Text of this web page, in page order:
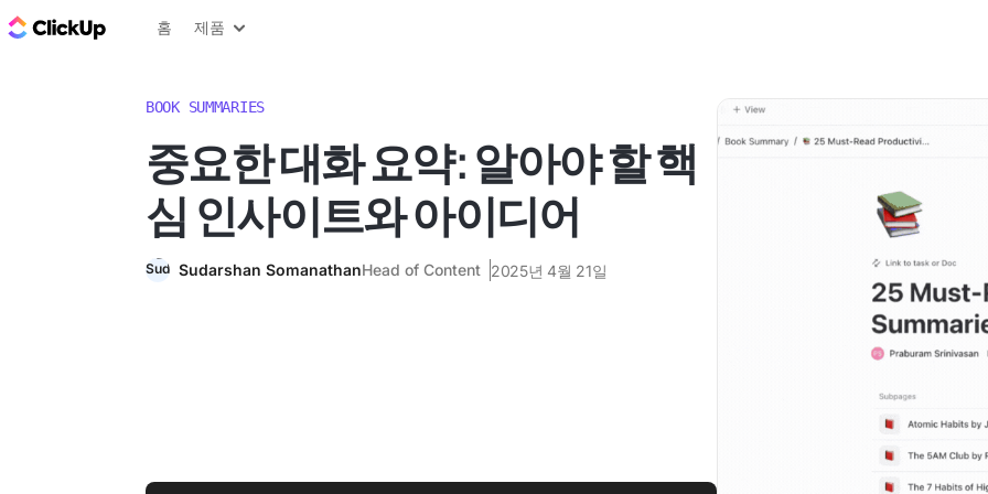
ClickUp 블로그
홈 제품
BOOK SUMMARIES
중요한 대화 요약: 알아야 할 핵
심 인사이트와 아이디어
Sudarshan SomanathanHead of Content 2025년 4월 21일